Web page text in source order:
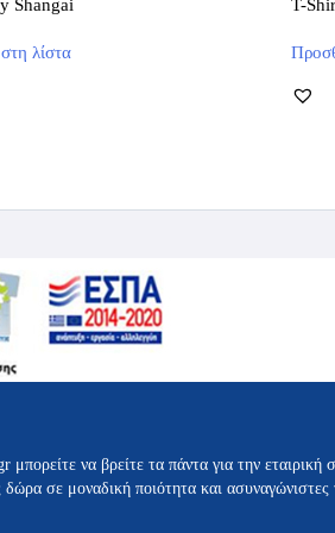
Shangai
λίστατο
επιλογές
επιλεγούν
στη
σελίδα
προϊόντος
T-
μπορείτε να βρείτε τα πάντα για την εταιρική
δώρα σε μοναδική ποιότητα και ασυναγώνιστες